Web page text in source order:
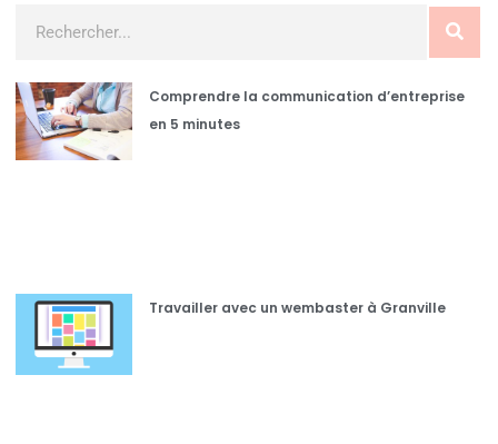
Comprendre la communication d’entreprise
en 5 minutes
Travailler avec un wembaster à Granville